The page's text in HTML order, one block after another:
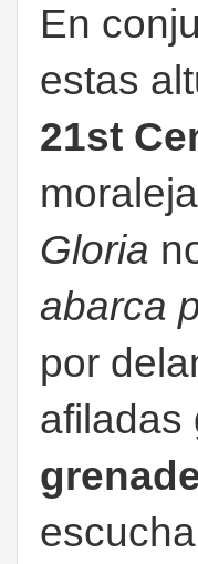
En
estas
21st
Gloria
abarca
por
afiladas